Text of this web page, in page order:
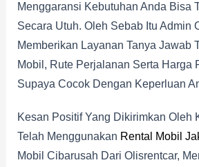
Menggaransi Kebutuhan Anda Bisa
Secara Utuh. Oleh Sebab Itu Admin
Memberikan Layanan Tanya Jawab
Mobil, Rute Perjalanan Serta Harga
Supaya Cocok Dengan Keperluan
Kesan Positif Yang Dikirimkan Oleh
Telah Menggunakan Rental Mobil
Mobil Cibarusah Dari Olisrentcar,